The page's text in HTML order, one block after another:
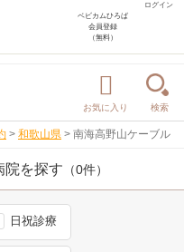
ログイン
ベビカムひろば
会員登録
（無料）
お気に入り 検索
> 和歌山県 > 南海高野山ケーブル
院を探す （0件）
日祝診療